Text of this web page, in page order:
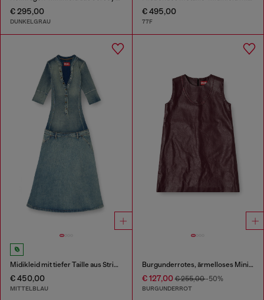
€ 295,00
DUNKELGRAU
€ 495,00
77F
Midikleid mit tiefer Taille aus Strick und Denim
€ 450,00
MITTELBLAU
Burgunderrotes, ärmelloses Minikleid aus beschichtetem Stoff
€ 127,00€ 255,00-50%
BURGUNDERROT